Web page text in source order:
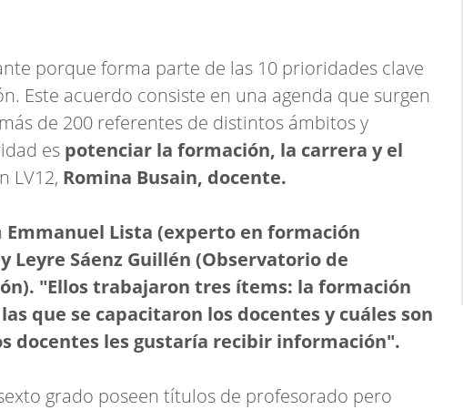
porque forma parte de las 10 prioridades clave
Este acuerdo consiste en una agenda que surgen
de 200 referentes de distintos ámbitos y
es potenciar la formación, la carrera y el
LV12, Romina Busain, docente.
Emmanuel Lista (experto en formación
Leyre Sáenz Guillén (Observatorio de
"Ellos trabajaron tres ítems: la formación
que se capacitaron los docentes y cuáles son
docentes les gustaría recibir información".
grado poseen títulos de profesorado pero